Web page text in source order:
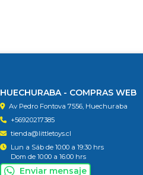
HUECHURABA - COMPRAS WEB
Av Pedro Fontova 7556, Huechuraba
+56920217385
tienda@littletoys.cl
Lun a Sáb de 10:00 a 19:30 hrs
Dom de 10:00 a 16:00 hrs
Enviar mensaje